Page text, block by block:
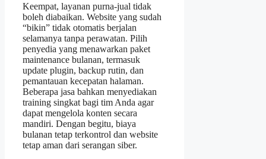
Keempat, layanan purna‑jual tidak
boleh diabaikan. Website yang sudah
“bikin” tidak otomatis berjalan
selamanya tanpa perawatan. Pilih
penyedia yang menawarkan paket
maintenance bulanan, termasuk
update plugin, backup rutin, dan
pemantauan kecepatan halaman.
Beberapa jasa bahkan menyediakan
training singkat bagi tim Anda agar
dapat mengelola konten secara
mandiri. Dengan begitu, biaya
bulanan tetap terkontrol dan website
tetap aman dari serangan siber.